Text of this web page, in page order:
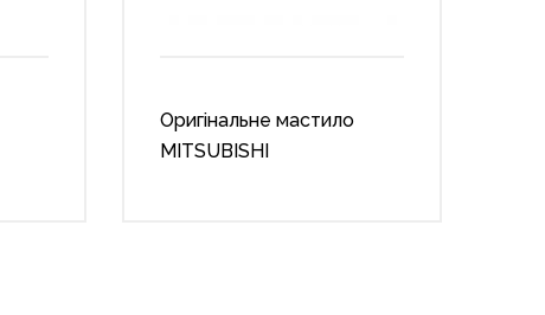
Оригінальне мастило
MITSUBISHI